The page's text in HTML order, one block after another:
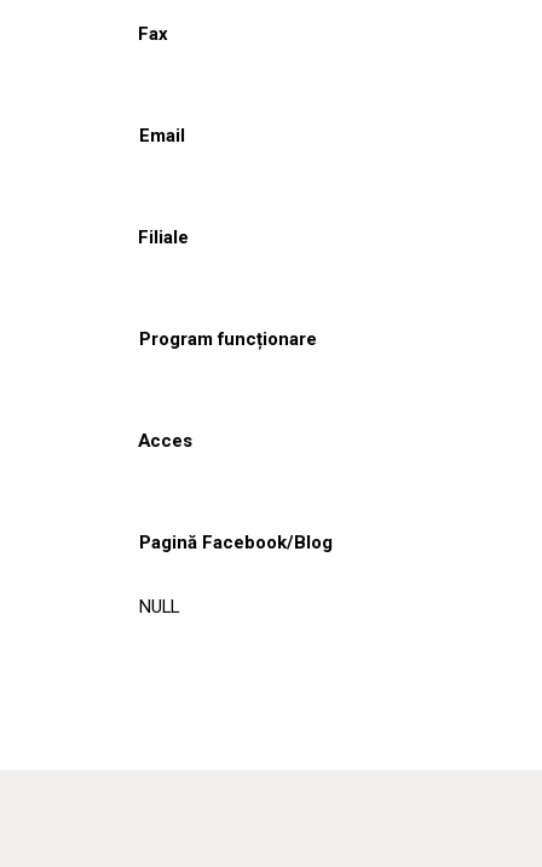
Fax
Email
Filiale
Program funcționare
Acces
Pagină Facebook/Blog
NULL